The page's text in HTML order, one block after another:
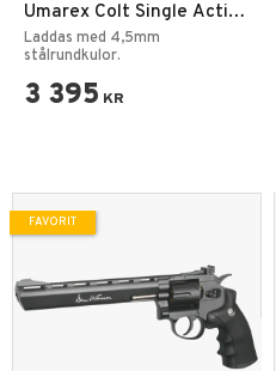
Umarex Colt Single Action
Army 45 Peacemaker
Antique 4,5mm BB
Laddas med 4,5mm
stålrundkulor.
3 395 KR
FAVORIT